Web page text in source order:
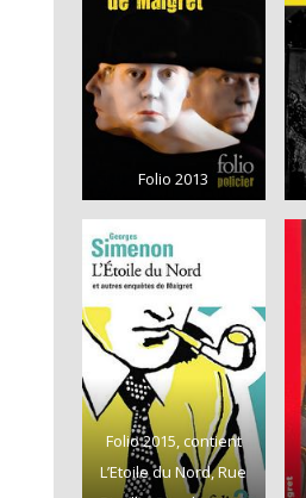
Folio 2013
Folio 2015, contient
L’Etoile du Nord, Rue